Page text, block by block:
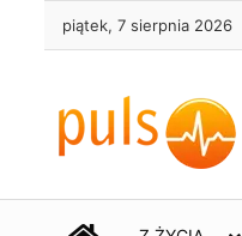
piątek, 7 sierpnia 2026